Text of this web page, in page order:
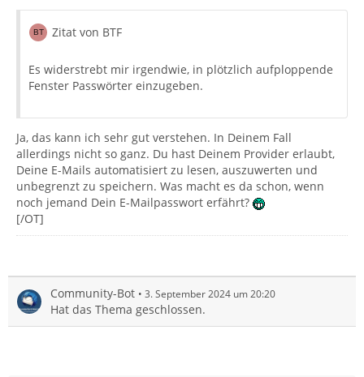
Zitat von BTF
Es widerstrebt mir irgendwie, in plötzlich aufploppende
Fenster Passwörter einzugeben.
Ja, das kann ich sehr gut verstehen. In Deinem Fall
allerdings nicht so ganz. Du hast Deinem Provider erlaubt,
Deine E-Mails automatisiert zu lesen, auszuwerten und
unbegrenzt zu speichern. Was macht es da schon, wenn
noch jemand Dein E-Mailpasswort erfährt?
[/OT]
Community-Bot 3. September 2024 um 20:20
Hat das Thema geschlossen.